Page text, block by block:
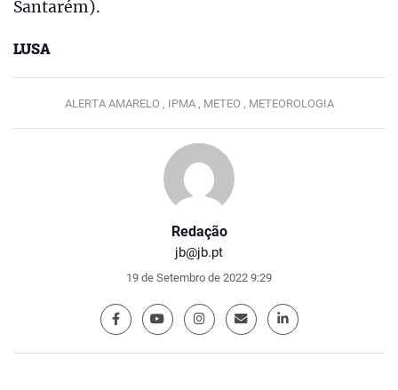
Redação
jb@jb.pt
19 de Setembro de 2022 9:29
Santarém).
LUSA
ALERTA AMARELO , IPMA , METEO , METEOROLOGIA